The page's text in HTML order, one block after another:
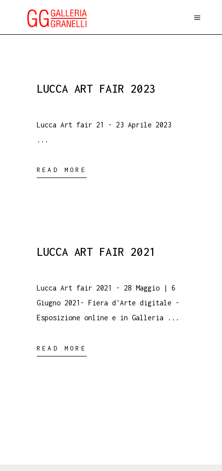
LUCCA ART FAIR 2023
Lucca Art fair 21 - 23 Aprile 2023
READ MORE
LUCCA ART FAIR 2021
Lucca Art fair 2021 - 28 Maggio | 6
Giugno 2021- Fiera d'Arte digitale -
Esposizione online e in Galleria
READ MORE